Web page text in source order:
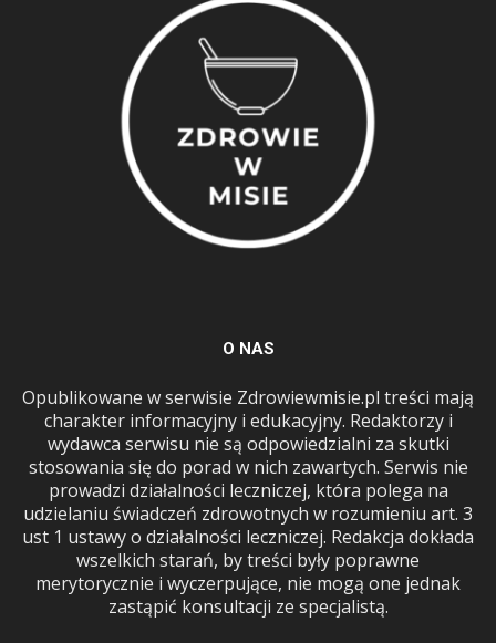
O NAS
Opublikowane w serwisie Zdrowiewmisie.pl treści mają
charakter informacyjny i edukacyjny. Redaktorzy i
wydawca serwisu nie są odpowiedzialni za skutki
stosowania się do porad w nich zawartych. Serwis nie
prowadzi działalności leczniczej, która polega na
udzielaniu świadczeń zdrowotnych w rozumieniu art. 3
ust 1 ustawy o działalności leczniczej. Redakcja dokłada
wszelkich starań, by treści były poprawne
merytorycznie i wyczerpujące, nie mogą one jednak
zastąpić konsultacji ze specjalistą.